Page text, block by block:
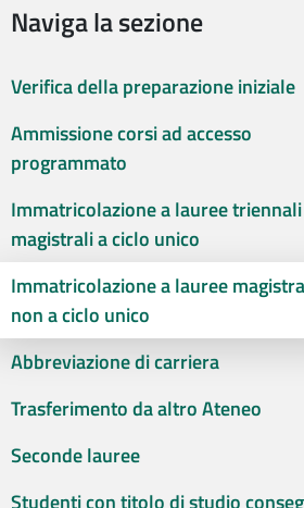
Naviga la sezione
Verifica della preparazione iniziale
Ammissione corsi ad accesso
programmato
Immatricolazione a lauree
magistrali a ciclo unico
Immatricolazione a lauree
non a ciclo unico
Abbreviazione di carriera
Trasferimento da altro Ateneo
Seconde lauree
Studenti con titolo di studio